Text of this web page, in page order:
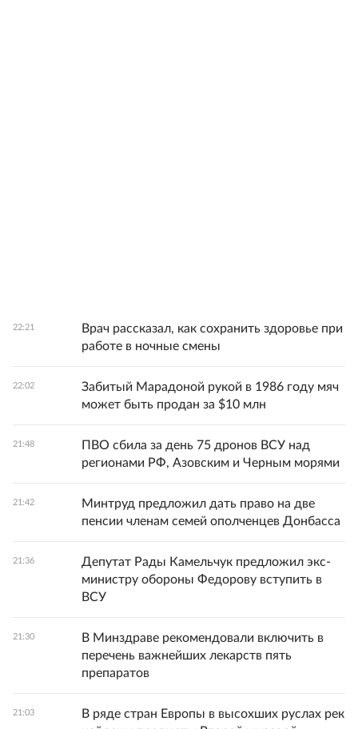
22:21
Врач рассказал, как сохранить здоровье при
работе в ночные смены
22:02
Забитый Марадоной рукой в 1986 году мяч
может быть продан за $10 млн
21:48
ПВО сбила за день 75 дронов ВСУ над
регионами РФ, Азовским и Черным морями
21:42
Минтруд предложил дать право на две
пенсии членам семей ополченцев Донбасса
21:36
Депутат Рады Камельчук предложил экс-
министру обороны Федорову вступить в
ВСУ
21:30
В Минздраве рекомендовали включить в
перечень важнейших лекарств пять
препаратов
21:03
В ряде стран Европы в высохших руслах рек